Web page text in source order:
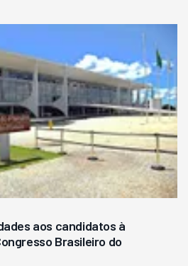
aos candidatos à
Brasileiro do